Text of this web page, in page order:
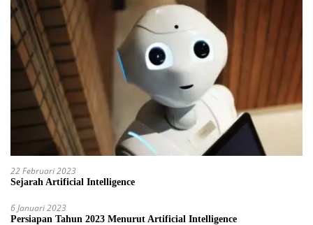
22 Februari 2023
Sejarah Artificial Intelligence
6 Januari 2023
Persiapan Tahun 2023 Menurut Artificial Intelligence